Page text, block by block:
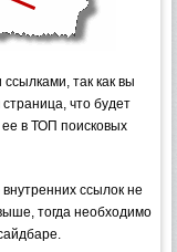
так как вы
что будет
в ТОП поисковых
ссылок не
тогда необходимо